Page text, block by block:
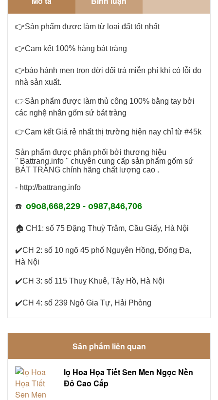
👉Sản phẩm được làm từ loại đất tốt nhất
👉Cam kết 100% hàng bát tràng
👉bảo hành men trọn đời đổi trả miễn phí khi có lỗi do
nhà sản xuất.
👉Sản phẩm được làm thủ công 100% bằng tay bởi
các nghệ nhân gốm sứ bát tràng
👉Cam kết Giá rẻ nhất thị trường hiện nay chỉ từ #45k
Sản phẩm được phân phối bởi thương hiệu
'' Battrang.info '' chuyên cung cấp sản phẩm gốm sứ
BÁT TRÀNG chính hãng chất lượng cao .
- http://battrang.info
☎️ o9o8,668,229 - o987,846,706
🏠 CH1: số 75 Đặng Thuỳ Trâm, Cầu Giấy, Hà Nội
✔️CH 2: số 10 ngõ 45 phố Nguyên Hồng, Đống Đa,
Hà Nội
✔️CH 3: số 115 Thuỵ Khuê, Tây Hồ, Hà Nội
✔️CH 4: số 239 Ngô Gia Tự, Hải Phòng
Sản phẩm liên quan
lọ Hoa Họa Tiết Sen Men Ngọc Nền
Đỏ Cao Cấp